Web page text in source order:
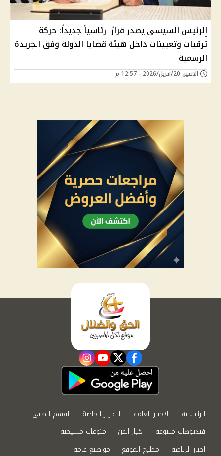
الرئيس السيسي يصدر قرارًا رئاسياً جديداً: حركة
ترقيات وتعيينات داخل هيئة قضايا الدولة وفق الجريدة
الرسمية
الإثنين 20/أبريل/2026 - 12:57 م
facebook
twitter
youtube
instagram
الرئيسية الاخبار العامة التقارير الخاصة
القسم الطبي
فيديوهات متنوعة
اخبار الفن
منوعات مسيحية
اخبار الرياضة
مطبخ الموقع مواضيع عامة